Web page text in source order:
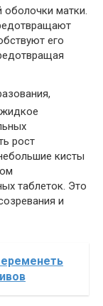
оболочки матки.
его
рост
кисты
таблеток. Это
и